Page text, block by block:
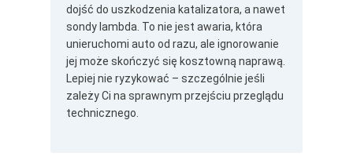
dojść do uszkodzenia katalizatora, a nawet
sondy lambda. To nie jest awaria, która
unieruchomi auto od razu, ale ignorowanie
jej może skończyć się kosztowną naprawą.
Lepiej nie ryzykować – szczególnie jeśli
zależy Ci na sprawnym przejściu przeglądu
technicznego.